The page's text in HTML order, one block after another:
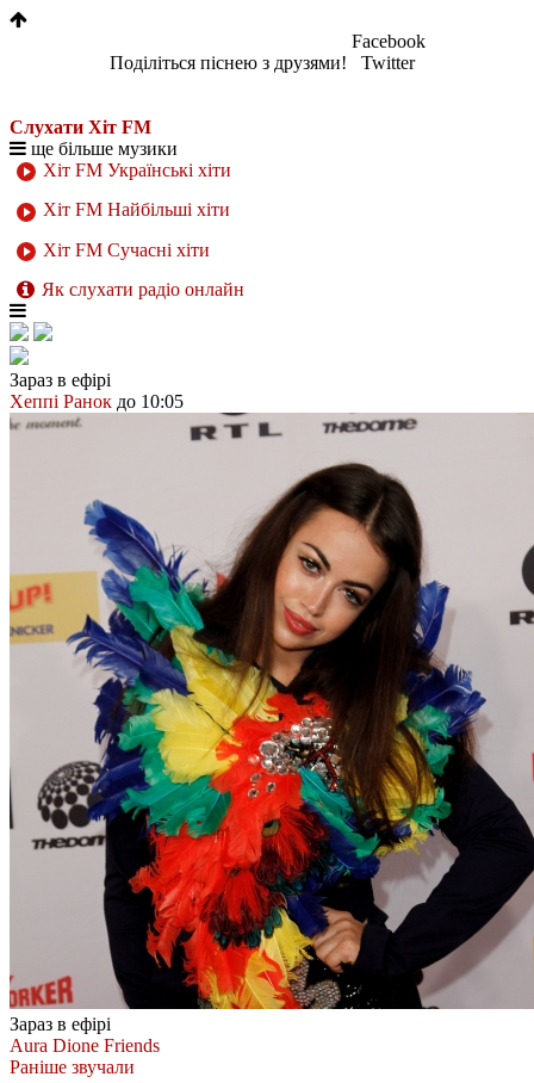
Поділіться піснею з друзями!
Facebook
Twitter
Слухати Хіт FM
ще більше музики
Хіт FM Українські хіти
Хіт FM Найбільші хіти
Хіт FM Сучасні хіти
Як слухати радіо онлайн
Зараз в ефірі
Хеппі Ранок до 10:05
Зараз в ефірі
Aura Dione Friends
Раніше звучали